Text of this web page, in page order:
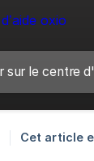
Cet article